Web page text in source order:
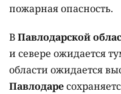
пожарная опасность.
ВПавлодарской
и севере ожидается
области ожидается
Павлодаре